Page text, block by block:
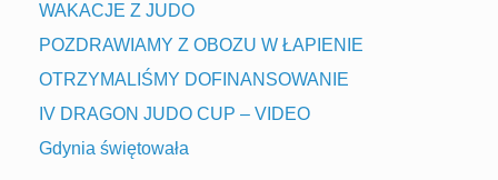
WAKACJE Z JUDO
POZDRAWIAMY Z OBOZU W ŁAPIENIE
OTRZYMALIŚMY DOFINANSOWANIE
IV DRAGON JUDO CUP – VIDEO
Gdynia świętowała